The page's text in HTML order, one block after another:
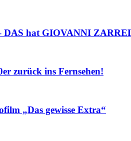
DAS hat GIOVANNI
zurück ins Fernsehen!
„Das gewisse Extra“